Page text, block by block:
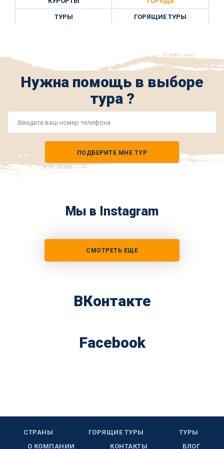
ТУРЫ ГОРЯЩИЕ ТУРЫ
Нужна помощь в выборе
тура ?
ПОДБЕРИТЕ МНЕ ТУР
Мы в Instagram
СМОТРЕТЬ ЕЩЕ
ВКонтакте
Facebook
СТРАНЫ ГОРЯЩИЕ ТУРЫ
ТУРЫ
О КОМПАНИИ
КОНТАКТЫ БЛОГ